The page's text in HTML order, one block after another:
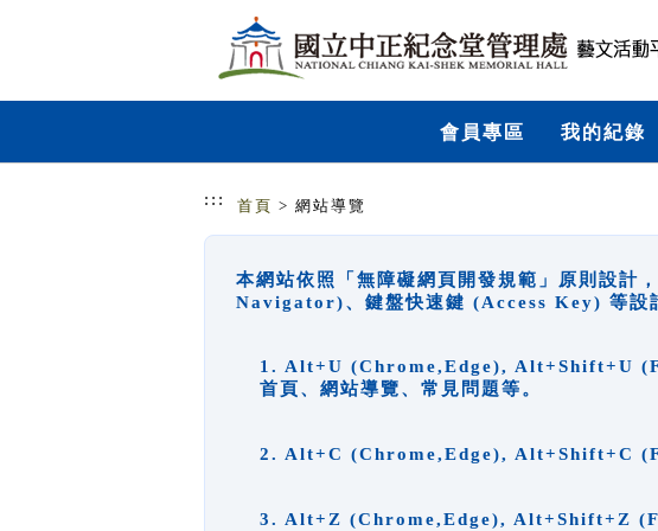
會員專區 我的紀錄
::: 首頁 > 網站導覽
本網站依照「無障礙網頁開發規範」原則設
Navigator)、鍵盤快速鍵 (Access Key) 等設
1. Alt+U (Chrome,Edge), Alt+Shift+U
首頁、網站導覽、常見問題等。
2. Alt+C (Chrome,Edge), Alt+Shift+C
3. Alt+Z (Chrome,Edge), Alt+Shift+Z